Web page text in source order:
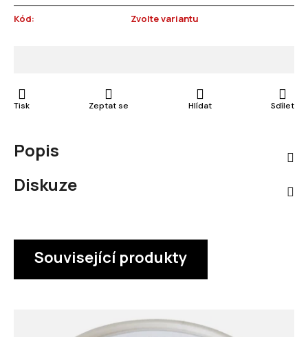
Kód: Zvolte variantu
Tisk Zeptat se Hlídat Sdílet
Popis
Diskuze
Související produkty